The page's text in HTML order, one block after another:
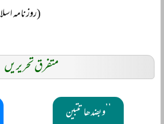
(روزنامہ اسلام،
متفرق تحریریں
’’وبضدھا تتبین